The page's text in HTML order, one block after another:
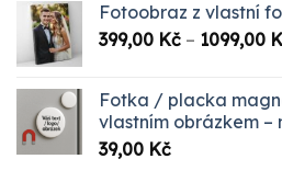
Fotoobraz z vlastní
399,00 Kč – 1099,00
Fotka / placka
vlastním obrázkem –
39,00 Kč